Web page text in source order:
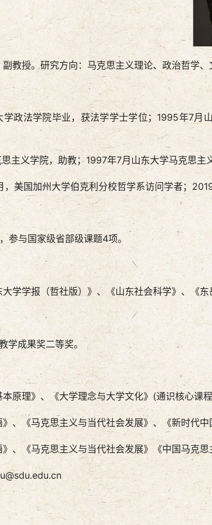
教授。研究方向：马克思主义理论、政治哲学、
政法学院毕业，获法学学士学位；1995年7
主义学院，助教；1997年7月山东大学马克思
美国加州大学伯克利分校哲学系访问学者；
参与国家级省部级课题4项。
学学报（哲社版）》、《山东社会科学》、《
学成果奖二等奖。
原理》、《大学理念与大学文化》(通识核心课
》、《马克思主义与当代社会发展》、《新时代
》、《马克思主义与当代社会发展》《中国马克思